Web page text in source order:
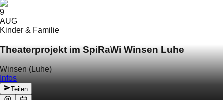
9
AUG
Kinder & Familie
Theaterprojekt im SpiRaWi Winsen Luhe
Winsen (Luhe)
Infos
Teilen